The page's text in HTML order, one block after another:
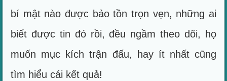
bí mật nào được bảo tồn trọn vẹn, những ai
biết được tin đó rồi, đều ngầm theo dõi, họ
muốn mục kích trận đấu, hay ít nhất cũng
tìm hiểu cái kết quả!